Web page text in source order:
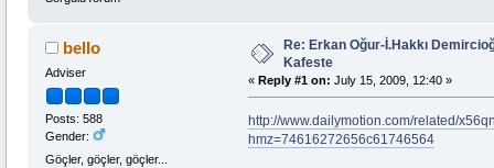
bello
Adviser
Posts: 588
Gender:
Göçler, göçler, göçler...
Re: Erkan Oğur-İ.Hakkı
Kafeste
« Reply #1 on: July 15, 2009, 12:40 »
http://www.dailymotion.com/related/
hmz=74616272656c61746564